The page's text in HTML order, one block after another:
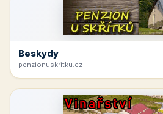
Beskydy
penzionuskritku.cz